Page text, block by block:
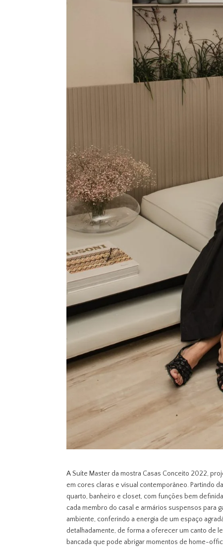
A Suíte Master da mostra Casas Conceito 2022,
em cores claras e visual contemporâneo. Partindo
quarto, banheiro e closet, com funções bem
cada membro do casal e armários suspensos para
ambiente, conferindo a energia de um espaço
detalhadamente, de forma a oferecer um canto de
bancada que pode abrigar momentos de home-